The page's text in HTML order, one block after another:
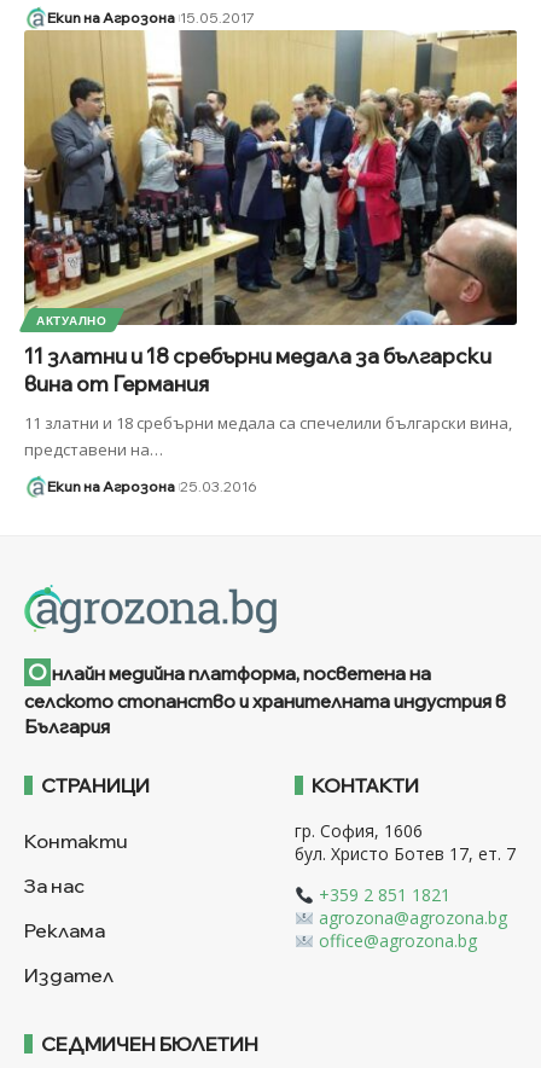
Екип на Агрозона 15.05.2017
АКТУАЛНО
11 златни и 18 сребърни медала за български
вина от Германия
11 златни и 18 сребърни медала са спечелили български вина,
представени на…
Екип на Агрозона 25.03.2016
О нлайн медийна платформа, посветена на
селското стопанство и хранителната индустрия в
България
СТРАНИЦИ
Контакти
За нас
Реклама
Издател
КОНТАКТИ
гр. София, 1606
бул. Христо Ботев 17, ет. 7
+359 2 851 1821
agrozona@agrozona.bg
office@agrozona.bg
СЕДМИЧЕН БЮЛЕТИН